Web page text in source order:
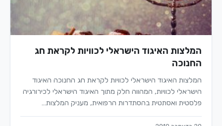
המלצות האיגוד הישראלי לכוויות לקראת חג
החנוכה
המלצות האיגוד הישראלי לכוויות לקראת חג החנוכה האיגוד
הישראלי לכוויות, המהווה חלק מתוך האיגוד הישראלי לכירורגיה
פלסטית ואסתטית בהסתדרות הרפואית, מעניק המלצות…